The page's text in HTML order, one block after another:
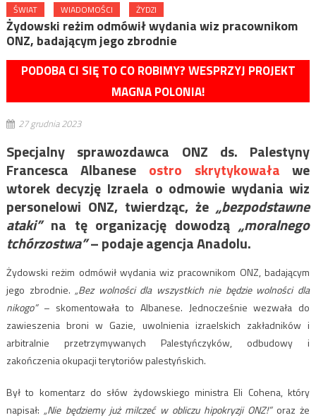
ŚWIAT WIADOMOŚCI ŻYDZI
Żydowski reżim odmówił wydania wiz pracownikom
ONZ, badającym jego zbrodnie
PODOBA CI SIĘ TO CO ROBIMY? WESPRZYJ PROJEKT
MAGNA POLONIA!
27 grudnia 2023
Specjalny sprawozdawca ONZ ds. Palestyny
Francesca Albanese ostro skrytykowała we
wtorek decyzję Izraela o odmowie wydania wiz
personelowi ONZ, twierdząc, że„bezpodstawne
ataki”na tę organizację dowodzą„moralnego
tchórzostwa”– podaje agencja Anadolu.
Żydowski reżim odmówił wydania wiz pracownikom ONZ, badającym
jego zbrodnie. „Bez wolności dla wszystkich nie będzie wolności dla
nikogo”– skomentowała to Albanese. Jednocześnie wezwała do
zawieszenia broni w Gazie, uwolnienia izraelskich zakładników i
arbitralnie przetrzymywanych Palestyńczyków, odbudowy i
zakończenia okupacji terytoriów palestyńskich.
Był to komentarz do słów żydowskiego ministra Eli Cohena, który
napisał: „Nie będziemy już milczeć w obliczu hipokryzji ONZ!”oraz że